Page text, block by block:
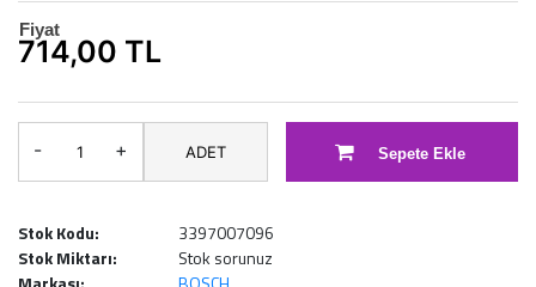
Fiyat
714,00 TL
- + ADET Sepete Ekle
Stok Kodu:
3397007096
Stok Miktarı:
Stok sorunuz